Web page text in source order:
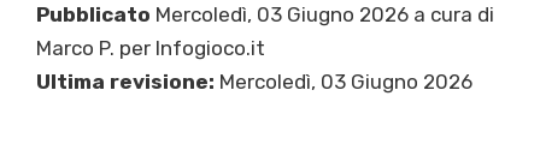
Pubblicato Mercoledì, 03 Giugno 2026 a cura di
Marco P. per Infogioco.it
Ultima revisione: Mercoledì, 03 Giugno 2026